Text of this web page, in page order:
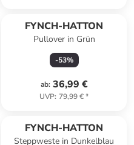
FYNCH-HATTON
Pullover in Grün
-53%
ab: 36,99 €
UVP: 79,99 €*
FYNCH-HATTON
Steppweste in Dunkelblau